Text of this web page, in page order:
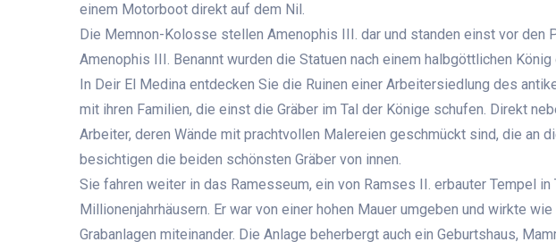
einem Motorboot direkt auf dem Nil.
Die Memnon-Kolosse stellen Amenophis III. dar und standen einst vor den
Amenophis III. Benannt wurden die Statuen nach einem halbgöttlichen
In Deir El Medina entdecken Sie die Ruinen einer Arbeitersiedlung des
mit ihren Familien, die einst die Gräber im Tal der Könige schufen. Direkt
Arbeiter, deren Wände mit prachtvollen Malereien geschmückt sind, die an
besichtigen die beiden schönsten Gräber von innen.
Sie fahren weiter in das Ramesseum, ein von Ramses II. erbauter Tempel
Millionenjahrhäusern. Er war von einer hohen Mauer umgeben und wirkte
Grabanlagen miteinander. Die Anlage beherbergt auch ein Geburtshaus,